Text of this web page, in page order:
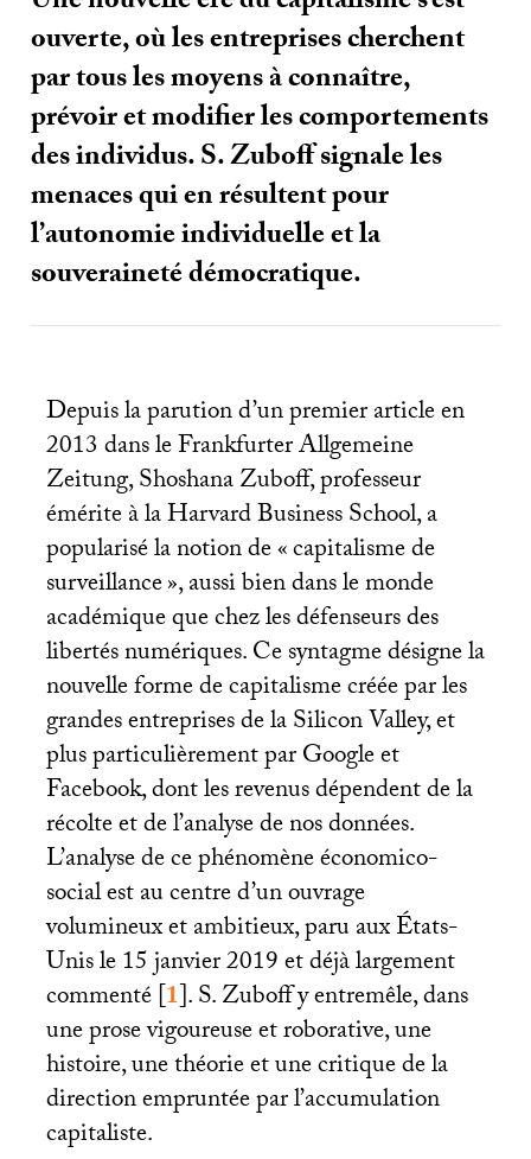
ouverte, où les entreprises cherchent
par tous les moyens à connaître,
prévoir et modifier les comportements
des individus. S. Zuboff signale les
menaces qui en résultent pour
l’autonomie individuelle et la
souveraineté démocratique.
Depuis la parution d’un premier article en
2013 dans le Frankfurter Allgemeine
Zeitung, Shoshana Zuboff, professeur
émérite à la Harvard Business School, a
popularisé la notion de «capitalisme de
surveillance», aussi bien dans le monde
académique que chez les défenseurs des
libertés numériques. Ce syntagme désigne la
nouvelle forme de capitalisme créée par les
grandes entreprises de la Silicon Valley, et
plus particulièrement par Google et
Facebook, dont les revenus dépendent de la
récolte et de l’analyse de nos données.
L’analyse de ce phénomène économico-
social est au centre d’un ouvrage
volumineux et ambitieux, paru aux États-
Unis le 15 janvier 2019 et déjà largement
commenté[1]. S. Zuboff y entremêle, dans
une prose vigoureuse et roborative, une
histoire, une théorie et une critique de la
direction empruntée par l’accumulation
capitaliste.